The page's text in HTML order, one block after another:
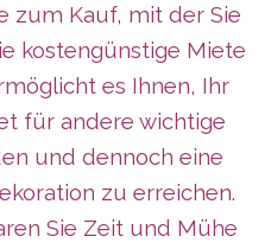
zum Kauf, mit der Sie
kostengünstige Miete
es Ihnen, Ihr
für andere wichtige
und dennoch eine
zu erreichen.
Sie Zeit und Mühe